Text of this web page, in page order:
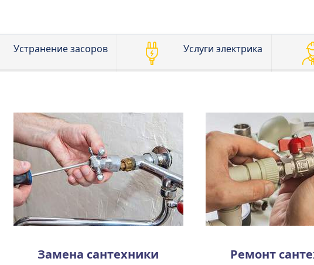
Устранение засоров Услуги электрика
Замена сантехники Ремонт